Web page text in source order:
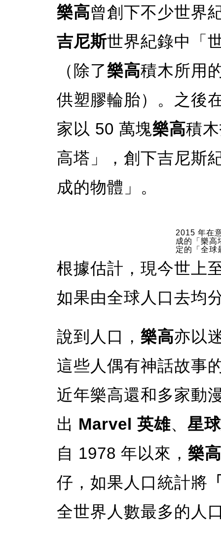
樂高曾創下不少世界
吉尼斯世界紀錄中「
（除了樂高積木所用
供塑膠輪胎）。之後
家以 50 萬塊樂高積
高塔」，創下吉尼斯
成的物體」。
2015 年在
成的「樂高
定的「全球
根據估計，現今世上
如果由全球人口去均
說到人口， 樂高亦以
這些人偶有神話故事
近年樂高還和多家動
出 Marvel 英雄、 星
自 1978 年以來， 樂高
仔，如果人口統計將
全世界人數最多的人